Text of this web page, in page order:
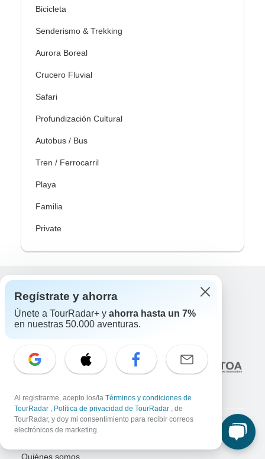
Bicicleta
Senderismo & Trekking
Aurora Boreal
Crucero Fluvial
Safari
Profundización Cultural
Autobus / Bus
Tren / Ferrocarril
Playa
Familia
Private
Excellent
10,000+reseñas sobre
Quiénes somos
Regístrate y ahorra
Únete a TourRadar+ y ahorra hasta un 7%
en nuestras 50.000 aventuras.
Al registrarme, acepto los/la Términos y condiciones de
TourRadar , Política de privacidad de TourRadar , de
TourRadar, y doy mi consentimiento para recibir correos
electrónicos de marketing.